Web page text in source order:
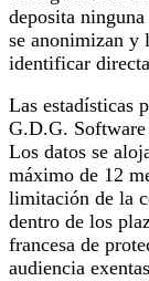
deposita
se anonimizan y
identificar
Las estadísticas
G.D.G.
Los datos se
máximo de 12
limitación de la
dentro de los
francesa de
audiencia